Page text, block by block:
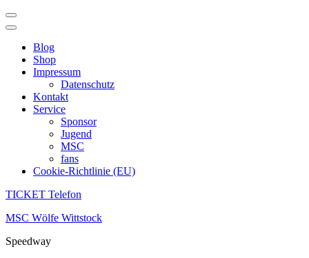
Blog
Shop
Impressum
Datenschutz
Kontakt
Service
Sponsor
Jugend
MSC
fans
Cookie-Richtlinie (EU)
TICKET Telefon
Zum
springen
MSC Wölfe Wittstock
Speedway